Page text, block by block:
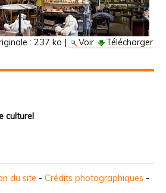
: 237 ko | Voir Télécharger
culturel
du site - Crédits photographiques -